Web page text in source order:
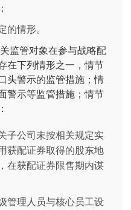
的情形。
监管对象在参与战略配
在下列情形之一，情节
头警示的监管措施；情
警示等监管措施；情节
子公司未按相关规定实
获配证券取得的股东地
在获配证券限售期内谋
管理人员与核心员工设